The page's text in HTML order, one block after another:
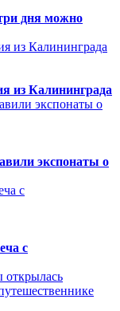
дня можно
из Калининграда
экспонаты о
с